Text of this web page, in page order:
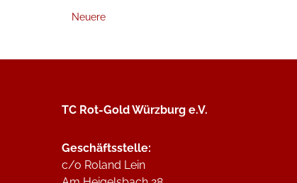
Neuere
TC Rot-Gold Würzburg e.V.
Geschäftsstelle:
c/o Roland Lein